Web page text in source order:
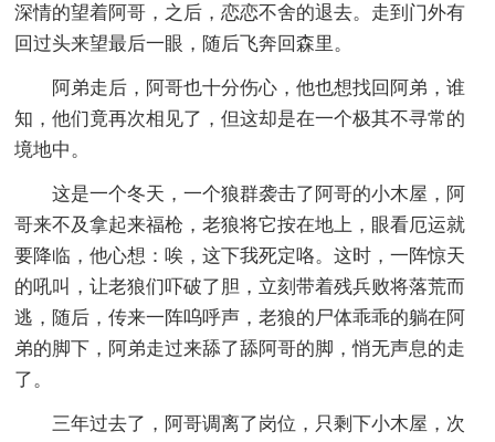
深情的望着阿哥，之后，恋恋不舍的退去。走到门外有
回过头来望最后一眼，随后飞奔回森里。
阿弟走后，阿哥也十分伤心，他也想找回阿弟，谁
知，他们竟再次相见了，但这却是在一个极其不寻常的
境地中。
这是一个冬天，一个狼群袭击了阿哥的小木屋，阿
哥来不及拿起来福枪，老狼将它按在地上，眼看厄运就
要降临，他心想：唉，这下我死定咯。这时，一阵惊天
的吼叫，让老狼们吓破了胆，立刻带着残兵败将落荒而
逃，随后，传来一阵呜呼声，老狼的尸体乖乖的躺在阿
弟的脚下，阿弟走过来舔了舔阿哥的脚，悄无声息的走
了。
三年过去了，阿哥调离了岗位，只剩下小木屋，次